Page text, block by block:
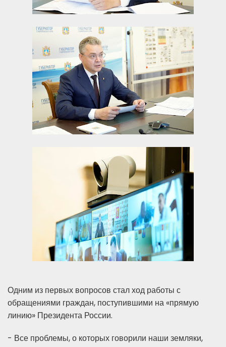
Одним из первых вопросов стал ход работы с
обращениями граждан, поступившими на «прямую
линию» Президента России.
- Все проблемы, о которых говорили наши земляки,